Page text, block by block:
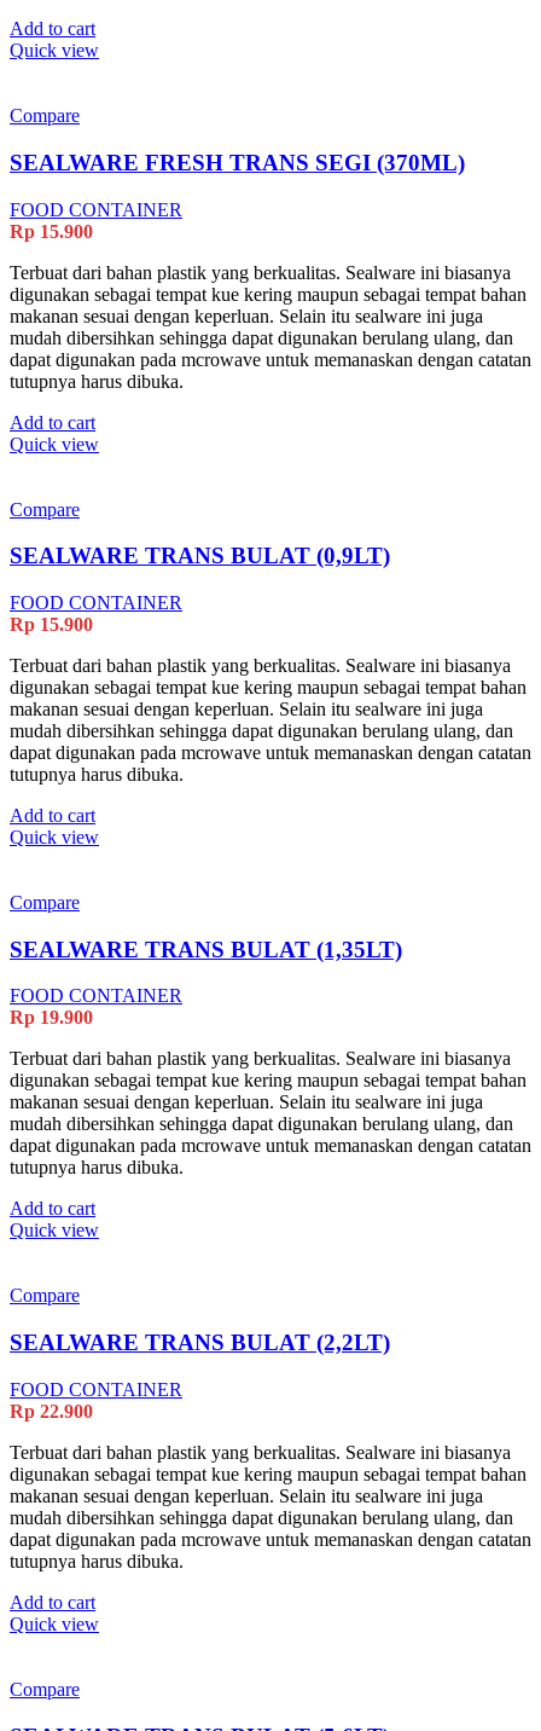
Add to cart
Quick view
Compare
SEALWARE FRESH TRANS SEGI (370ML)
FOOD CONTAINER
Rp 15.900
Terbuat dari bahan plastik yang berkualitas. Sealware ini biasanya
digunakan sebagai tempat kue kering maupun sebagai tempat bahan
makanan sesuai dengan keperluan. Selain itu sealware ini juga
mudah dibersihkan sehingga dapat digunakan berulang ulang, dan
dapat digunakan pada mcrowave untuk memanaskan dengan catatan
tutupnya harus dibuka.
Add to cart
Quick view
Compare
SEALWARE TRANS BULAT (0,9LT)
FOOD CONTAINER
Rp 15.900
Terbuat dari bahan plastik yang berkualitas. Sealware ini biasanya
digunakan sebagai tempat kue kering maupun sebagai tempat bahan
makanan sesuai dengan keperluan. Selain itu sealware ini juga
mudah dibersihkan sehingga dapat digunakan berulang ulang, dan
dapat digunakan pada mcrowave untuk memanaskan dengan catatan
tutupnya harus dibuka.
Add to cart
Quick view
Compare
SEALWARE TRANS BULAT (1,35LT)
FOOD CONTAINER
Rp 19.900
Terbuat dari bahan plastik yang berkualitas. Sealware ini biasanya
digunakan sebagai tempat kue kering maupun sebagai tempat bahan
makanan sesuai dengan keperluan. Selain itu sealware ini juga
mudah dibersihkan sehingga dapat digunakan berulang ulang, dan
dapat digunakan pada mcrowave untuk memanaskan dengan catatan
tutupnya harus dibuka.
Add to cart
Quick view
Compare
SEALWARE TRANS BULAT (2,2LT)
FOOD CONTAINER
Rp 22.900
Terbuat dari bahan plastik yang berkualitas. Sealware ini biasanya
digunakan sebagai tempat kue kering maupun sebagai tempat bahan
makanan sesuai dengan keperluan. Selain itu sealware ini juga
mudah dibersihkan sehingga dapat digunakan berulang ulang, dan
dapat digunakan pada mcrowave untuk memanaskan dengan catatan
tutupnya harus dibuka.
Add to cart
Quick view
Compare